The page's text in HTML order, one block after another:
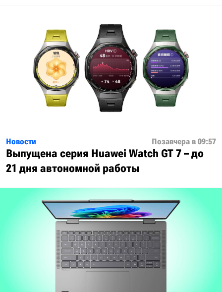
Новости Позавчера в 09:57
Выпущена серия Huawei Watch GT 7 – до
21 дня автономной работы